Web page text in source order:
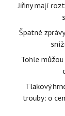
Jiřiny mají
Špatné
Tohle
Tlakový
trouby: o